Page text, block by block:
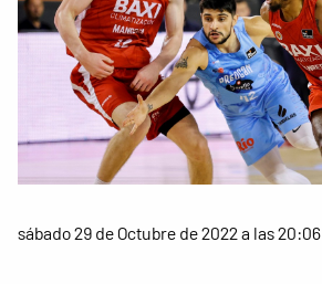
sábado 29 de Octubre de 2022 a las 20:06